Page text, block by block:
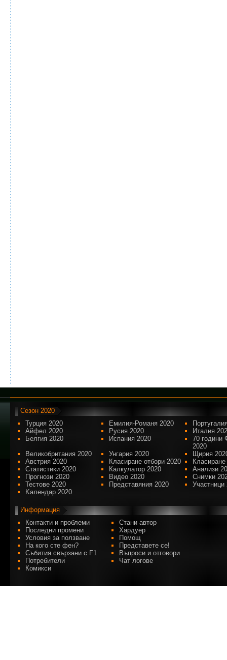
Сезон 2020
Турция 2020
Емилия-Романя 2020
Айфел 2020
Русия 2020
Италия
Белгия 2020
Испания 2020
70 години
2020
Великобритания 2020
Унгария 2020
Щирия
Австрия 2020
Класиране отбори 2020
Статистики 2020
Калкулатор 2020
Анализи
Прогнози 2020
Видео 2020
Снимки
Тестове 2020
Представяния 2020
Участници
Kалендар 2020
Информация
Контакти и проблеми
Стани автор
Последни промени
Хардуер
Условия за ползване
Помощ
На кого сте фен?
Представете се!
Събития свързани с F1
Въпроси и отговори
Потребители
Чат логове
Комикси